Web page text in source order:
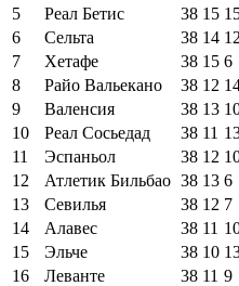
5
Реал Бетис 38 15
6
Сельта 38 14 12
7
Хетафе 38 15 6
8
Райо Вальекано 38 12
9
Валенсия 38 13
10
Реал Сосьедад 38 11
11
Эспаньол 38 12
12
Атлетик Бильбао 38 13 6
13
Севилья 38 12 7
14
Алавес 38 11
15
Эльче 38 10
16
Леванте 38 11 9